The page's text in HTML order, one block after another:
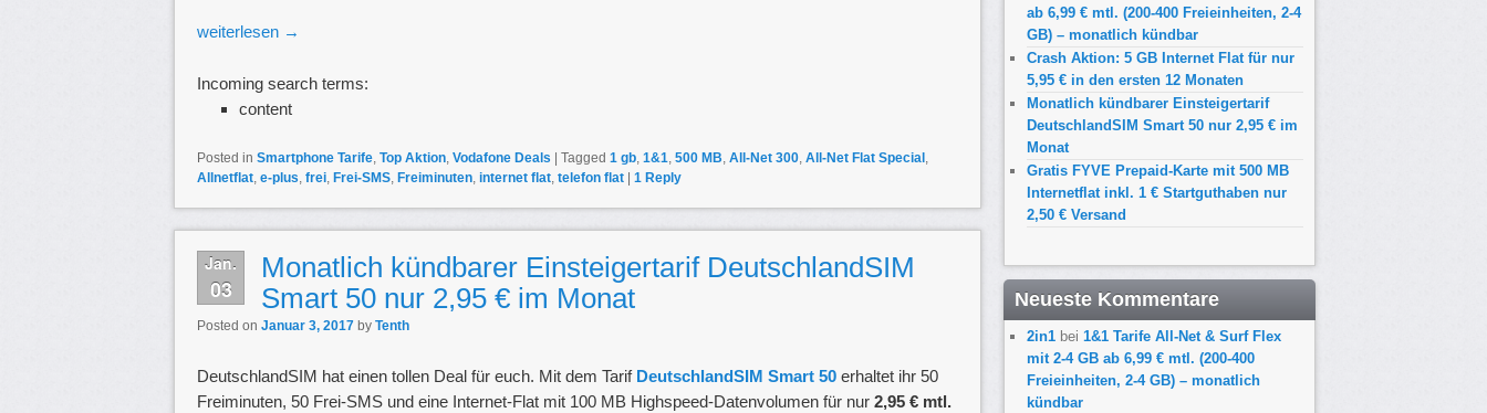
weiterlesen →
Incoming search terms:
content
Posted in Smartphone Tarife, Top Aktion, Vodafone Deals Tagged 1 gb, 1&1, 500 MB, All-Net 300, All-Net Flat Special ,
Allnetflat, e-plus, frei, Frei-SMS, Freiminuten, internet flat, telefon flat 1 Reply
Jan.
03
Monatlich kündbarer Einsteigertarif DeutschlandSIM
Smart 50 nur 2,95 € im Monat
Posted on Januar 3, 2017 by Tenth
DeutschlandSIM hat einen tollen Deal für euch. Mit dem Tarif DeutschlandSIM Smart 50 erhaltet ihr 50
Freiminuten, 50 Frei-SMS und eine Internet-Flat mit 100 MB Highspeed-Datenvolumen für nur 2,95 € mtl.
ab 6,99 € mtl. (200-400 Freieinheiten, 2-4
GB) – monatlich kündbar
Crash Aktion: 5 GB Internet Flat für nur
5,95 € in den ersten 12 Monaten
Monatlich kündbarer Einsteigertarif
DeutschlandSIM Smart 50 nur 2,95 € im
Monat
Gratis FYVE Prepaid-Karte mit 500 MB
Internetflat inkl. 1 € Startguthaben nur
2,50 € Versand
Neueste Kommentare
2in1 bei 1&1 Tarife All-Net & Surf Flex
mit 2-4 GB ab 6,99 € mtl. (200-400
Freieinheiten, 2-4 GB) – monatlich
kündbar